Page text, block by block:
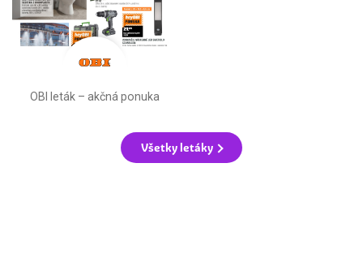
OBI leták –⁠ akčná ponuka
Všetky letáky